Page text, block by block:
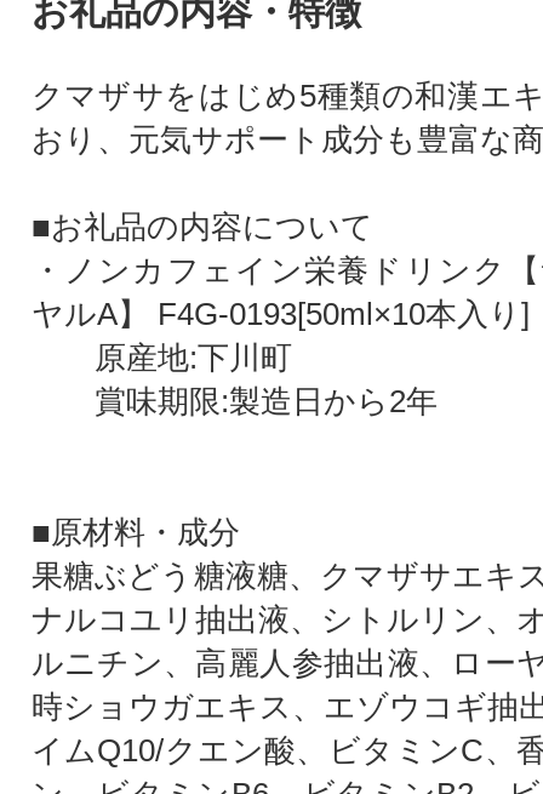
お礼品の内容・特徴
クマザサをはじめ5種類の和漢エ
おり、元気サポート成分も豊富な
■お礼品の内容について
・ノンカフェイン栄養ドリンク
ヤルA】 F4G-0193[50ml×10本入り]
原産地:下川町
賞味期限:製造日から2年
■原材料・成分
果糖ぶどう糖液糖、クマザサエキ
ナルコユリ抽出液、シトルリン、
ルニチン、高麗人参抽出液、ロー
時ショウガエキス、エゾウコギ抽
イムQ10/クエン酸、ビタミンC、